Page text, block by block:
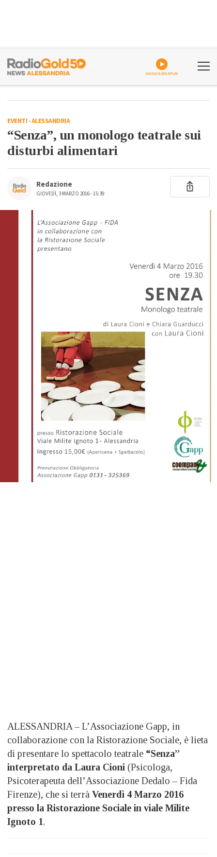
ASCOLTA GOLDPLAY
EVENTI-ALESSANDRIA
“Senza”, un monologo teatrale sui
disturbi alimentari
Redazione
GIOVEDÌ, 3 MARZO 2016 - 15:39
ALESSANDRIA – L’Associazione Gapp, in
collaborazione con la Ristorazione Sociale, è lieta
di presentare lo spettacolo teatrale “Senza”
interpretato da Laura Cioni (Psicologa,
Psicoterapeuta dell’Associazione Dedalo – Fida
Firenze), che si terrà Venerdì 4 Marzo 2016
presso la Ristorazione Sociale in viale Milite
Ignoto 1.